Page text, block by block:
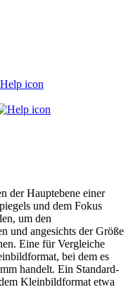
der Hauptebene einer
und dem Fokus
um den
und angesichts der Größe
Eine für Vergleiche
bei dem es
handelt. Ein Standard-
Kleinbildformat etwa